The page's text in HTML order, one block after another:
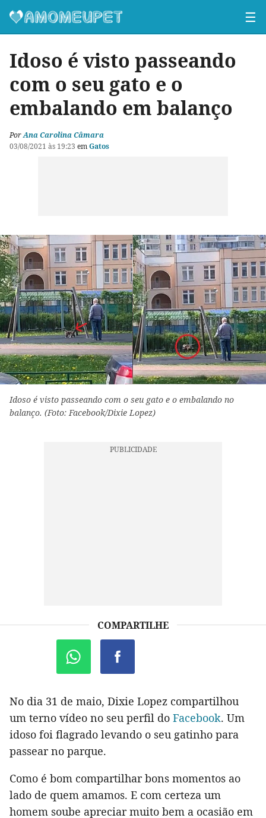
☰
Idoso é visto passeando
com o seu gato e o
embalando em balanço
PorAna Carolina Câmara
03/08/2021 às 19:23 emGatos
Idoso é visto passeando com o seu gato e o embalando no
balanço. (Foto: Facebook/Dixie Lopez)
COMPARTILHE
No dia 31 de maio, Dixie Lopez compartilhou
um terno vídeo no seu perfil do Facebook. Um
idoso foi flagrado levando o seu gatinho para
passear no parque.
Como é bom compartilhar bons momentos ao
lado de quem amamos. E com certeza um
homem soube apreciar muito bem a ocasião em